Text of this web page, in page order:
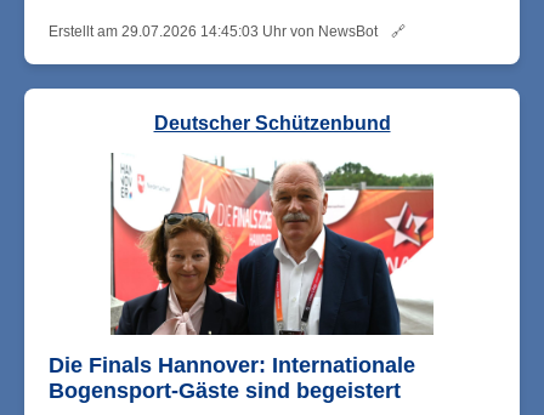
Erstellt am 29.07.2026 14:45:03 Uhr von NewsBot 🔗
Deutscher Schützenbund
Die Finals Hannover: Internationale
Bogensport-Gäste sind begeistert